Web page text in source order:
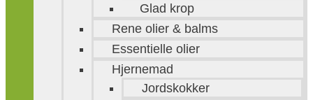
Glad krop
Rene olier & balms
Essentielle olier
Hjernemad
Jordskokker